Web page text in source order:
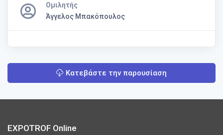
Ομιλητής
Άγγελος Μπακόπουλος
Κατεβάστε την παρουσίαση
EXPOTROF Online